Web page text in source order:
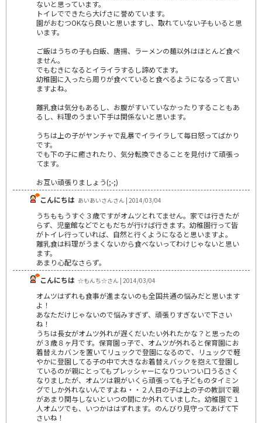
ないと思っています。
トイレでできたら大げさに誉めています。
園がおむつOKなら良いと思いますし、取れていない子もいると思
います。
ご飯はうちの子も白飯、唐揚、ラーメンの麺以外はほとんど食べ
ません。
でもむきになるとイライラするし諦めてます。
幼稚園に入ったら周りが食べていると食べるようになるって言い
ますよね。
離乳食は気分もあるし、お腹がすいていなかったりすることもあ
るし、料理のうまい下手は関係ないと思います。
うちは上の子がヤンチャで乱暴でイライラして毎日怒ってばかり
です。
でも下の子に癒されたり、気分転換できることを見付けて頑張っ
てます。
お互い頑張りましょう(;-;)
こんにちは あいあいさんさん | 2014/03/04
うちももうすぐ３歳ですがオムツとれてません。家では行きたが
らず、児童館などでともだちが行けば行きます。幼稚園行って皆
がトイレ行っていれば、自然と行くようになると思いますよ。
離乳食は料理がうまくないから食べないってわけじゃないと思い
ます。
あまり心配なさらず。
こんにちは ☆もんち☆さん | 2014/03/04
オムツはずれも食事が進まないのも全国共通の悩みだと思います
よ！
あなただけじゃないので悩みすぎず、頑張りすぎないで下さい
ね！
うちは長女がオムツ外れが遅くだいたい外れたかな？と思ったの
が３歳８ヶ月です。保育園っ子で、オムツが外れると保育園にお
着替えカバンを置いてリュックで登園になるので、リュックで軽
やかに登園してる子の中で大きなお着替えバックを抱えて登園し
ているのが親にとってもプレッシャーになりついつい口うるさく
なりましたが、オムツは親がいくら頑張っても子どものタイミン
グでしか外れないんですよね・・２人目の子は上の子の教訓で親
があまり関与しないといつの間にか外れていました。幼稚園で１
人オムツでも、いつかははずれます。のんびり見守ってあげて下
さいね！